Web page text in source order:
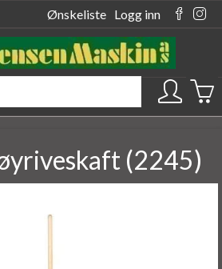
Ønskeliste Logg inn
(2245)